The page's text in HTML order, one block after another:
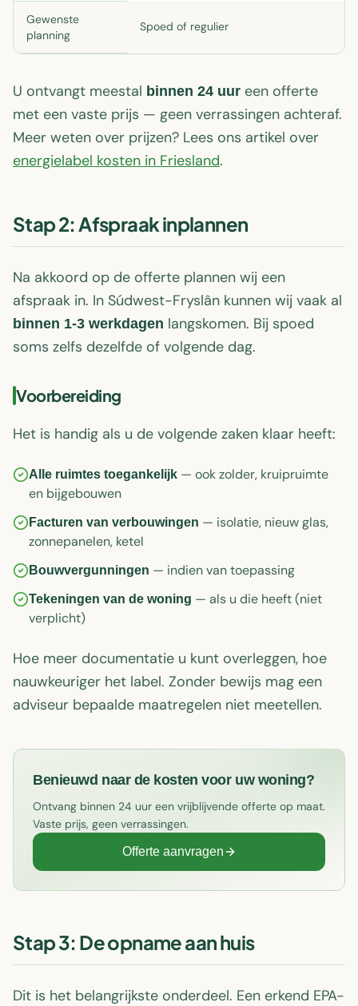
Gewenste
planning
Spoed of regulier
U ontvangt meestal binnen 24 uur een offerte
met een vaste prijs — geen verrassingen achteraf.
Meer weten over prijzen? Lees ons artikel over
energielabel kosten in Friesland.
Stap 2: Afspraak inplannen
Na akkoord op de offerte plannen wij een
afspraak in. In Súdwest-Fryslân kunnen wij vaak al
binnen 1-3 werkdagen langskomen. Bij spoed
soms zelfs dezelfde of volgende dag.
Voorbereiding
Het is handig als u de volgende zaken klaar heeft:
Alle ruimtes toegankelijk — ook zolder, kruipruimte
en bijgebouwen
Facturen van verbouwingen — isolatie, nieuw glas,
zonnepanelen, ketel
Bouwvergunningen — indien van toepassing
Tekeningen van de woning — als u die heeft (niet
verplicht)
Hoe meer documentatie u kunt overleggen, hoe
nauwkeuriger het label. Zonder bewijs mag een
adviseur bepaalde maatregelen niet meetellen.
Benieuwd naar de kosten voor uw woning?
Ontvang binnen 24 uur een vrijblijvende offerte op maat.
Vaste prijs, geen verrassingen.
Offerte aanvragen
Stap 3: De opname aan huis
Dit is het belangrijkste onderdeel. Een erkend EPA-